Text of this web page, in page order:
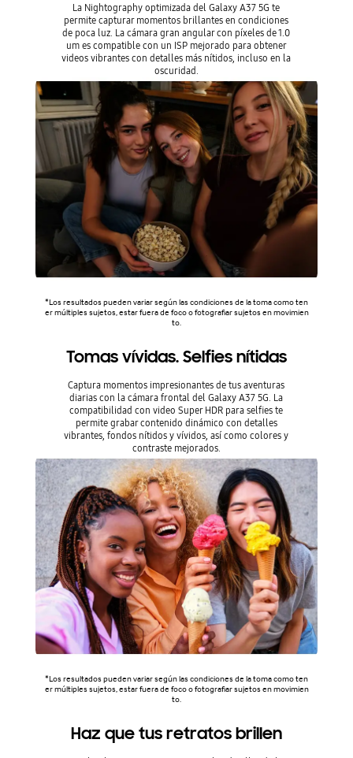
La Nightography optimizada del Galaxy A37 5G te
permite capturar momentos brillantes en condiciones
de poca luz. La cámara gran angular con píxeles de 1.0
um es compatible con un ISP mejorado para obtener
videos vibrantes con detalles más nítidos, incluso en la
oscuridad.
*Los resultados pueden variar según las condiciones de la toma como ten
er múltiples sujetos, estar fuera de foco o fotografiar sujetos en movimien
to.
Tomas vívidas. Selfies nítidas
Captura momentos impresionantes de tus aventuras
diarias con la cámara frontal del Galaxy A37 5G. La
compatibilidad con video Super HDR para selfies te
permite grabar contenido dinámico con detalles
vibrantes, fondos nítidos y vívidos, así como colores y
contraste mejorados.
*Los resultados pueden variar según las condiciones de la toma como ten
er múltiples sujetos, estar fuera de foco o fotografiar sujetos en movimien
to.
Haz que tus retratos brillen